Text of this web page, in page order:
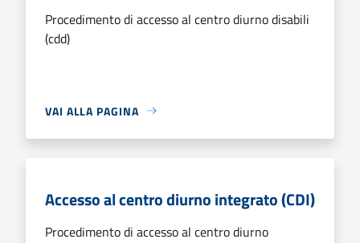
Procedimento di accesso al centro diurno disabili
(cdd)
VAI ALLA PAGINA
Accesso al centro diurno integrato (CDI)
Procedimento di accesso al centro diurno